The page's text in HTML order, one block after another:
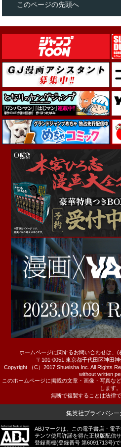
このページの先頭へ
ホームページに関するお問い合わせは、
〒101-0051 東京都千代田区神田
Copyright （C）2017 Shueisha Inc. All Rights
without written
このホームページに掲載の文章・画像・写真な
します。
無断で複製することは法律
集英社プライバシー
ABJマークは、この電子書店・電
テンツ使用許諾を得た正規版配信
登録商標(登録番号 第6091713号)